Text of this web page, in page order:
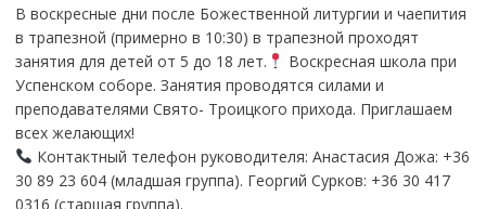
В воскресные дни после Божественной литургии и чаепития
в трапезной (примерно в 10:30) в трапезной проходят
занятия для детей от 5 до 18 лет.
Воскресная школа при
Успенском соборе. Занятия проводятся силами и
преподавателями Свято- Троицкого прихода. Приглашаем
всех желающих!
Контактный телефон руководителя: Анастасия Дожа: +36
30 89 23 604 (младшая группа). Георгий Сурков: +36 30 417
0316 (старшая группа).